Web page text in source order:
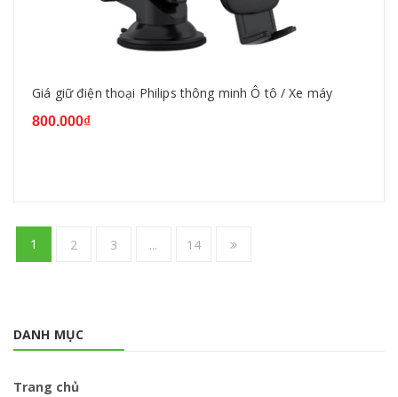
Giá giữ điện thoại Philips thông minh Ô tô / Xe máy
800.000₫
1 2 3 ... 14
DANH MỤC
Trang chủ